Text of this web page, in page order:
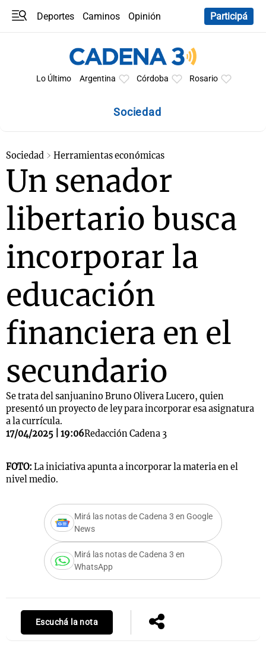
Deportes Caminos
Opinión
Participá
Lo Último Argentina Córdoba Rosario
Sociedad
Sociedad Herramientas económicas
Un senador
libertario busca
incorporar la
educación
financiera en el
secundario
Se trata del sanjuanino Bruno Olivera Lucero, quien
presentó un proyecto de ley para incorporar esa asignatura
a la currícula.
17/04/2025 | 19:06Redacción Cadena 3
FOTO: La iniciativa apunta a incorporar la materia en el
nivel medio.
Mirá las notas de Cadena 3 en Google
News
Mirá las notas de Cadena 3 en
WhatsApp
Escuchá la nota
Mundial 2026
Notas